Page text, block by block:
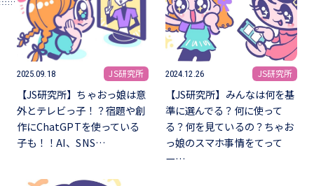
2025.09.18 JS研究所
【JS研究所】ちゃおっ娘は意
外とテレビっ子！？宿題や創
作にChatGPTを使っている
子も！！AI、SNS…
2024.12.26 JS研究所
【JS研究所】みんなは何を基
準に選んでる？何に使って
る？何を見ているの？ちゃお
っ娘のスマホ事情をてって
ー…